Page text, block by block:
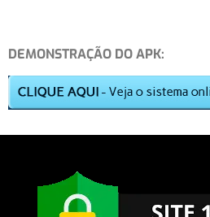
DEMONSTRAÇÃO DO APK: